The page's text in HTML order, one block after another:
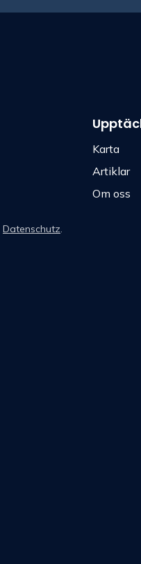
Karta
Artiklar
Om oss
Datenschutz.